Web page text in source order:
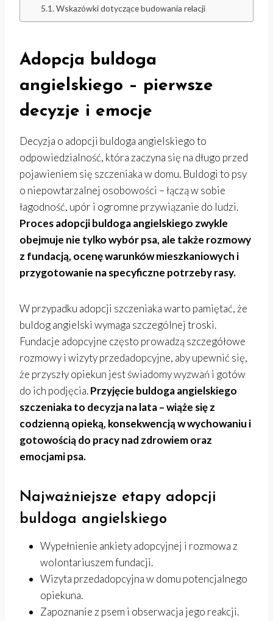
Wskazówki dotyczące budowania relacji
Adopcja buldoga
angielskiego – pierwsze
decyzje i emocje
Decyzja o adopcji buldoga angielskiego to
odpowiedzialność, która zaczyna się na długo przed
pojawieniem się szczeniaka w domu. Buldogi to psy
o niepowtarzalnej osobowości – łączą w sobie
łagodność, upór i ogromne przywiązanie do ludzi.
Proces adopcji buldoga angielskiego zwykle
obejmuje nie tylko wybór psa, ale także rozmowy
z fundacją, ocenę warunków mieszkaniowych i
przygotowanie na specyficzne potrzeby rasy.
W przypadku adopcji szczeniaka warto pamiętać, że
buldog angielski wymaga szczególnej troski.
Fundacje adopcyjne często prowadzą szczegółowe
rozmowy i wizyty przedadopcyjne, aby upewnić się,
że przyszły opiekun jest świadomy wyzwań i gotów
do ich podjęcia.Przyjęcie buldoga angielskiego
szczeniaka to decyzja na lata – wiąże się z
codzienną opieką, konsekwencją w wychowaniu i
gotowością do pracy nad zdrowiem oraz
emocjami psa.
Najważniejsze etapy adopcji
buldoga angielskiego
Wypełnienie ankiety adopcyjnej i rozmowa z
wolontariuszem fundacji.
Wizyta przedadopcyjna w domu potencjalnego
opiekuna.
Zapoznanie z psem i obserwacja jego reakcji.